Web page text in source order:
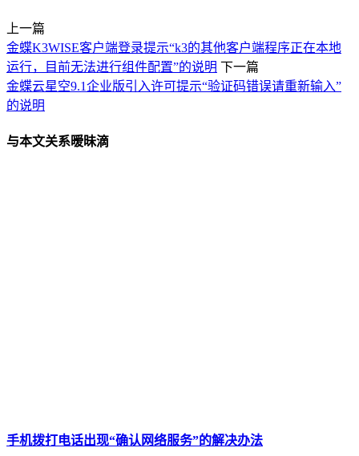
上一篇
金蝶K3WISE客户端登录提示“k3的其他客户端程序正在本地
运行，目前无法进行组件配置”的说明 下一篇
金蝶云星空9.1企业版引入许可提示“验证码错误请重新输入”
的说明
与本文关系暧昧滴
手机拨打电话出现“确认网络服务”的解决办法